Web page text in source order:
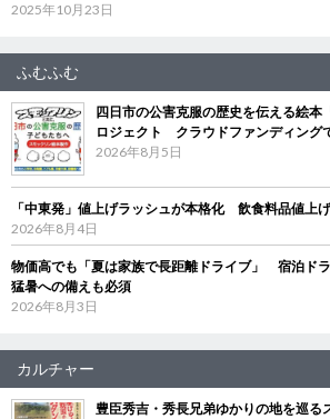
2025年10月23日
ふむふむ
四日市の公害克服の歴史を伝える絵本
ロジェクト クラウドファンディング
2026年8月5日
「中東発」値上げラッシュが本格化 飲食料品値上
2026年8月4日
物価高でも「夏は家族で長距離ドライブ」 宿泊ド
猛暑への備えも必須
2026年8月3日
カルチャー
豊臣秀吉・秀長兄弟ゆかりの地を巡る